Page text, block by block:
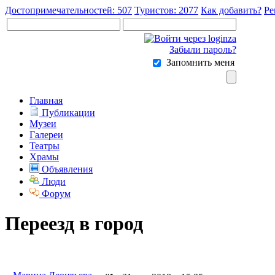
Достопримечательностей: 507 Туристов: 2077 Как добавить?
Забыли пароль?
Запомнить меня
Главная
Публикации
Музеи
Галереи
Театры
Храмы
Объявления
Люди
Форум
Переезд в город